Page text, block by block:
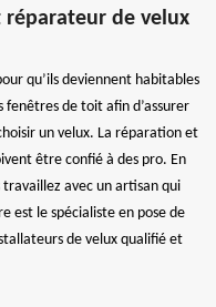
de velux
qu’ils deviennent habitables
fenêtres de toit afin d’assurer
un velux. La réparation et
être confié à des pro. En
avec un artisan qui
est le spécialiste en pose de
de velux qualifié et